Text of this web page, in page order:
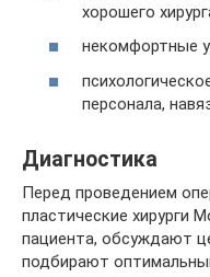
хорошего
некомфортные
персонала,
Диагностика
Перед проведением
пластические хирурги
пациента, обсуждают
подбирают